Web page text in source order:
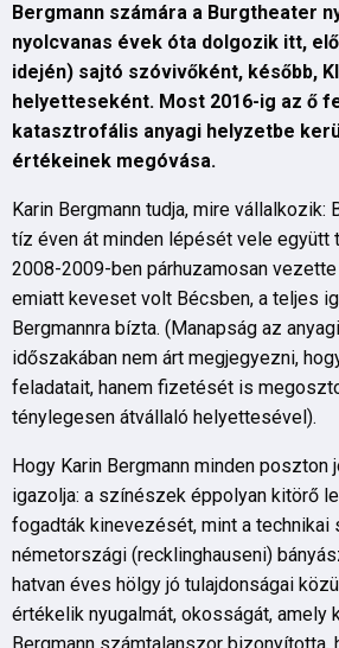
Bergmann számára a Burgtheater
nyolcvanas évek óta dolgozik itt,
idején) sajtó szóvivőként, később,
helyetteseként. Most 2016-ig az ő
katasztrofális anyagi helyzetbe
értékeinek megóvása.
Karin Bergmann tudja, mire vállalkozik:
tíz éven át minden lépését vele együtt
2008-2009-ben párhuzamosan vezette
emiatt keveset volt Bécsben, a teljes
Bergmannra bízta. (Manapság az
időszakában nem árt megjegyezni,
feladatait, hanem fizetését is
ténylegesen átvállaló helyettesével).
Hogy Karin Bergmann minden
igazolja: a színészek éppolyan kitörő
fogadták kinevezését, mint a technikai
németországi (recklinghauseni)
hatvan éves hölgy jó tulajdonságai
értékelik nyugalmát, okosságát, amely